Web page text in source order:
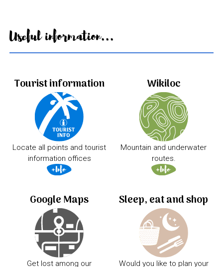
Useful information...
Tourist information
Locate all points and tourist
information offices
Wikiloc
Mountain and underwater
routes.
Google Maps
Get lost among our
Sleep, eat and shop
Would you like to plan your